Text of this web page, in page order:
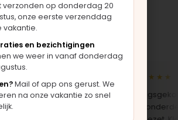
ons zeggen
zelf vervangen met de
meteen weer als nieuw
★★★★★
het onderdeel
verzonden op donderdag 20
onze eerste verzenddag
vakantie.
en bezichtigingen
we weer in vanaf donderdag
Mail of app ons gerust. We
na onze vakantie zo snel